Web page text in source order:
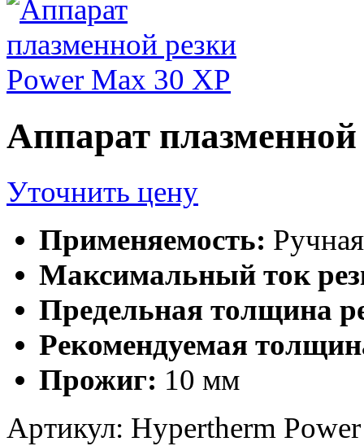
Аппарат
Уточнить цену
Применяемость:
Максимальный ток
Предельная толщина
Рекомендуемая
Прожиг: 10 мм
Артикул: Hypertherm